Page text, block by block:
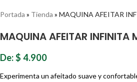
Portada » Tienda » MAQUINA AFEITAR
MAQUINA AFEITAR INFINITA
De:$ 4.900
Experimenta un afeitado suave y